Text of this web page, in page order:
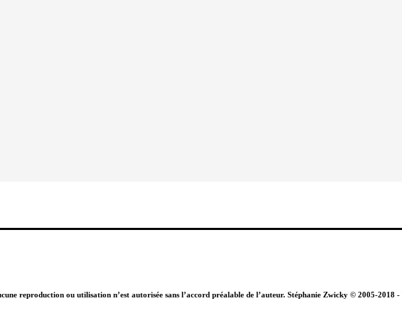
reproduction ou utilisation n’est autorisée sans l’accord préalable de l’auteur. Stéphanie Zwicky © 2005-2018